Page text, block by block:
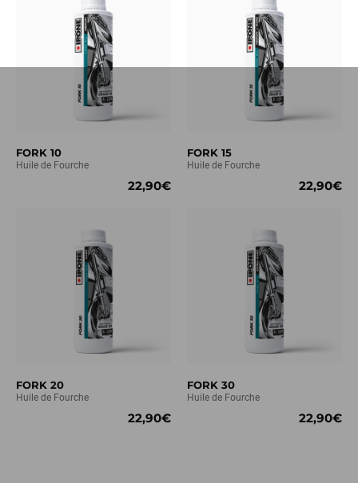
FORK 10
Huile de Fourche
22,90€
FORK 15
Huile de Fourche
22,90€
FORK 20
Huile de Fourche
22,90€
FORK 30
Huile de Fourche
22,90€